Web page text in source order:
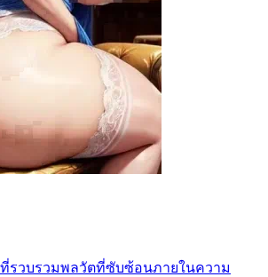
ที่รวบรวมพลวัตที่ซับซ้อนภายในความ